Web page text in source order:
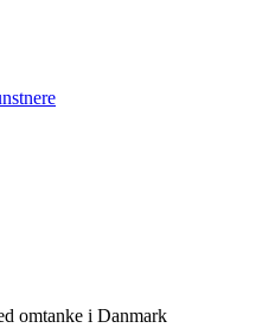
omtanke i Danmark